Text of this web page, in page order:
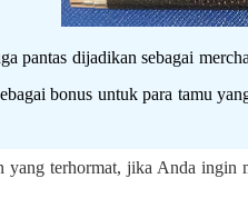
pantas dijadikan sebagai
bonus untuk para tamu
terhormat, jika Anda ingin